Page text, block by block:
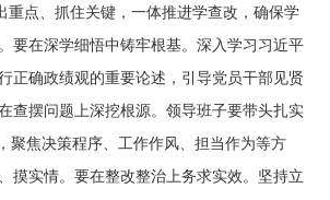
点、抓住关键，一体推进学查改，确保学
要在深学细悟中铸牢根基。深入学习习近平
正确政绩观的重要论述，引导党员干部见贤
查摆问题上深挖根源。领导班子要带头扎实
聚焦决策程序、工作作风、担当作为等方
摸实情。要在整改整治上务求实效。坚持立